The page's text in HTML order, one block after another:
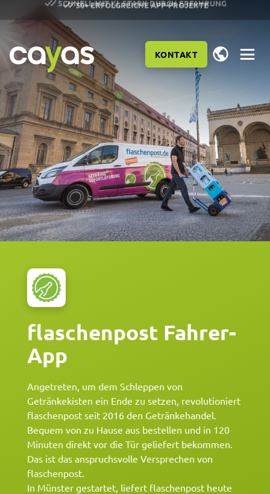
50+ ERFOLGREICHE APP-PROJEKTE
LEISTUNGEN
REFERENZEN
BLOG
ÜBER UNS
JOBS
KONTAKT
flaschenpost Fahrer-
App
Angetreten, um dem Schleppen von
Getränkekisten ein Ende zu setzen, revolutioniert
flaschenpost seit 2016 den Getränkehandel.
Bequem von zu Hause aus bestellen und in 120
Minuten direkt vor die Tür geliefert bekommen.
Das ist das anspruchsvolle Versprechen von
flaschenpost.
In Münster gestartet, liefert flaschenpost heute